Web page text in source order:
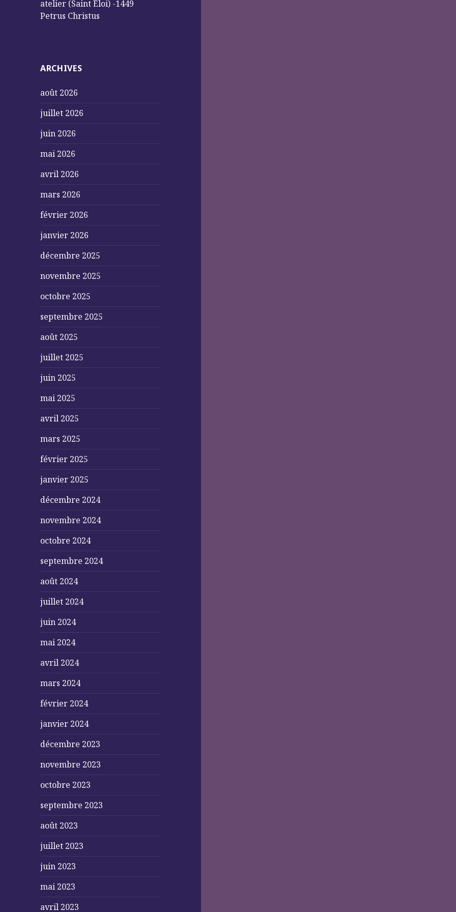
atelier (Saint Éloi) -1449
Petrus Christus
ARCHIVES
août 2026
juillet 2026
juin 2026
mai 2026
avril 2026
mars 2026
février 2026
janvier 2026
décembre 2025
novembre 2025
octobre 2025
septembre 2025
août 2025
juillet 2025
juin 2025
mai 2025
avril 2025
mars 2025
février 2025
janvier 2025
décembre 2024
novembre 2024
octobre 2024
septembre 2024
août 2024
juillet 2024
juin 2024
mai 2024
avril 2024
mars 2024
février 2024
janvier 2024
décembre 2023
novembre 2023
octobre 2023
septembre 2023
août 2023
juillet 2023
juin 2023
mai 2023
avril 2023